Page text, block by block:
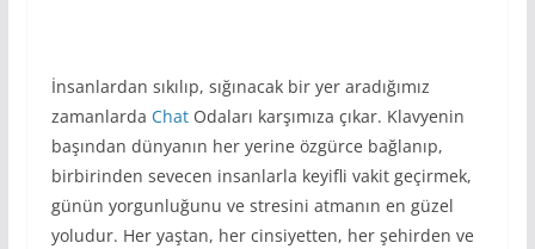
İnsanlardan sıkılıp, sığınacak bir yer aradığımız
zamanlarda ChatOdaları karşımıza çıkar. Klavyenin
başından dünyanın her yerine özgürce bağlanıp,
birbirinden sevecen insanlarla keyifli vakit geçirmek,
günün yorgunluğunu ve stresini atmanın en güzel
yoludur. Her yaştan, her cinsiyetten, her şehirden ve